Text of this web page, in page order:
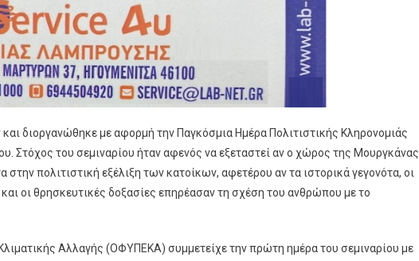
διοργανώθηκε με αφορμή την Παγκόσμια Ημέρα Πολιτιστικής Κληρονομιάς
Στόχος του σεμιναρίου ήταν αφενός να εξεταστεί αν ο χώρος της Μουργκάνας
πολιτιστική εξέλιξη των κατοίκων, αφετέρου αν τα ιστορικά γεγονότα, οι
οι θρησκευτικές δοξασίες επηρέασαν τη σχέση του ανθρώπου με το
Αλλαγής (ΟΦΥΠΕΚΑ) συμμετείχε την πρώτη ημέρα του σεμιναρίου με